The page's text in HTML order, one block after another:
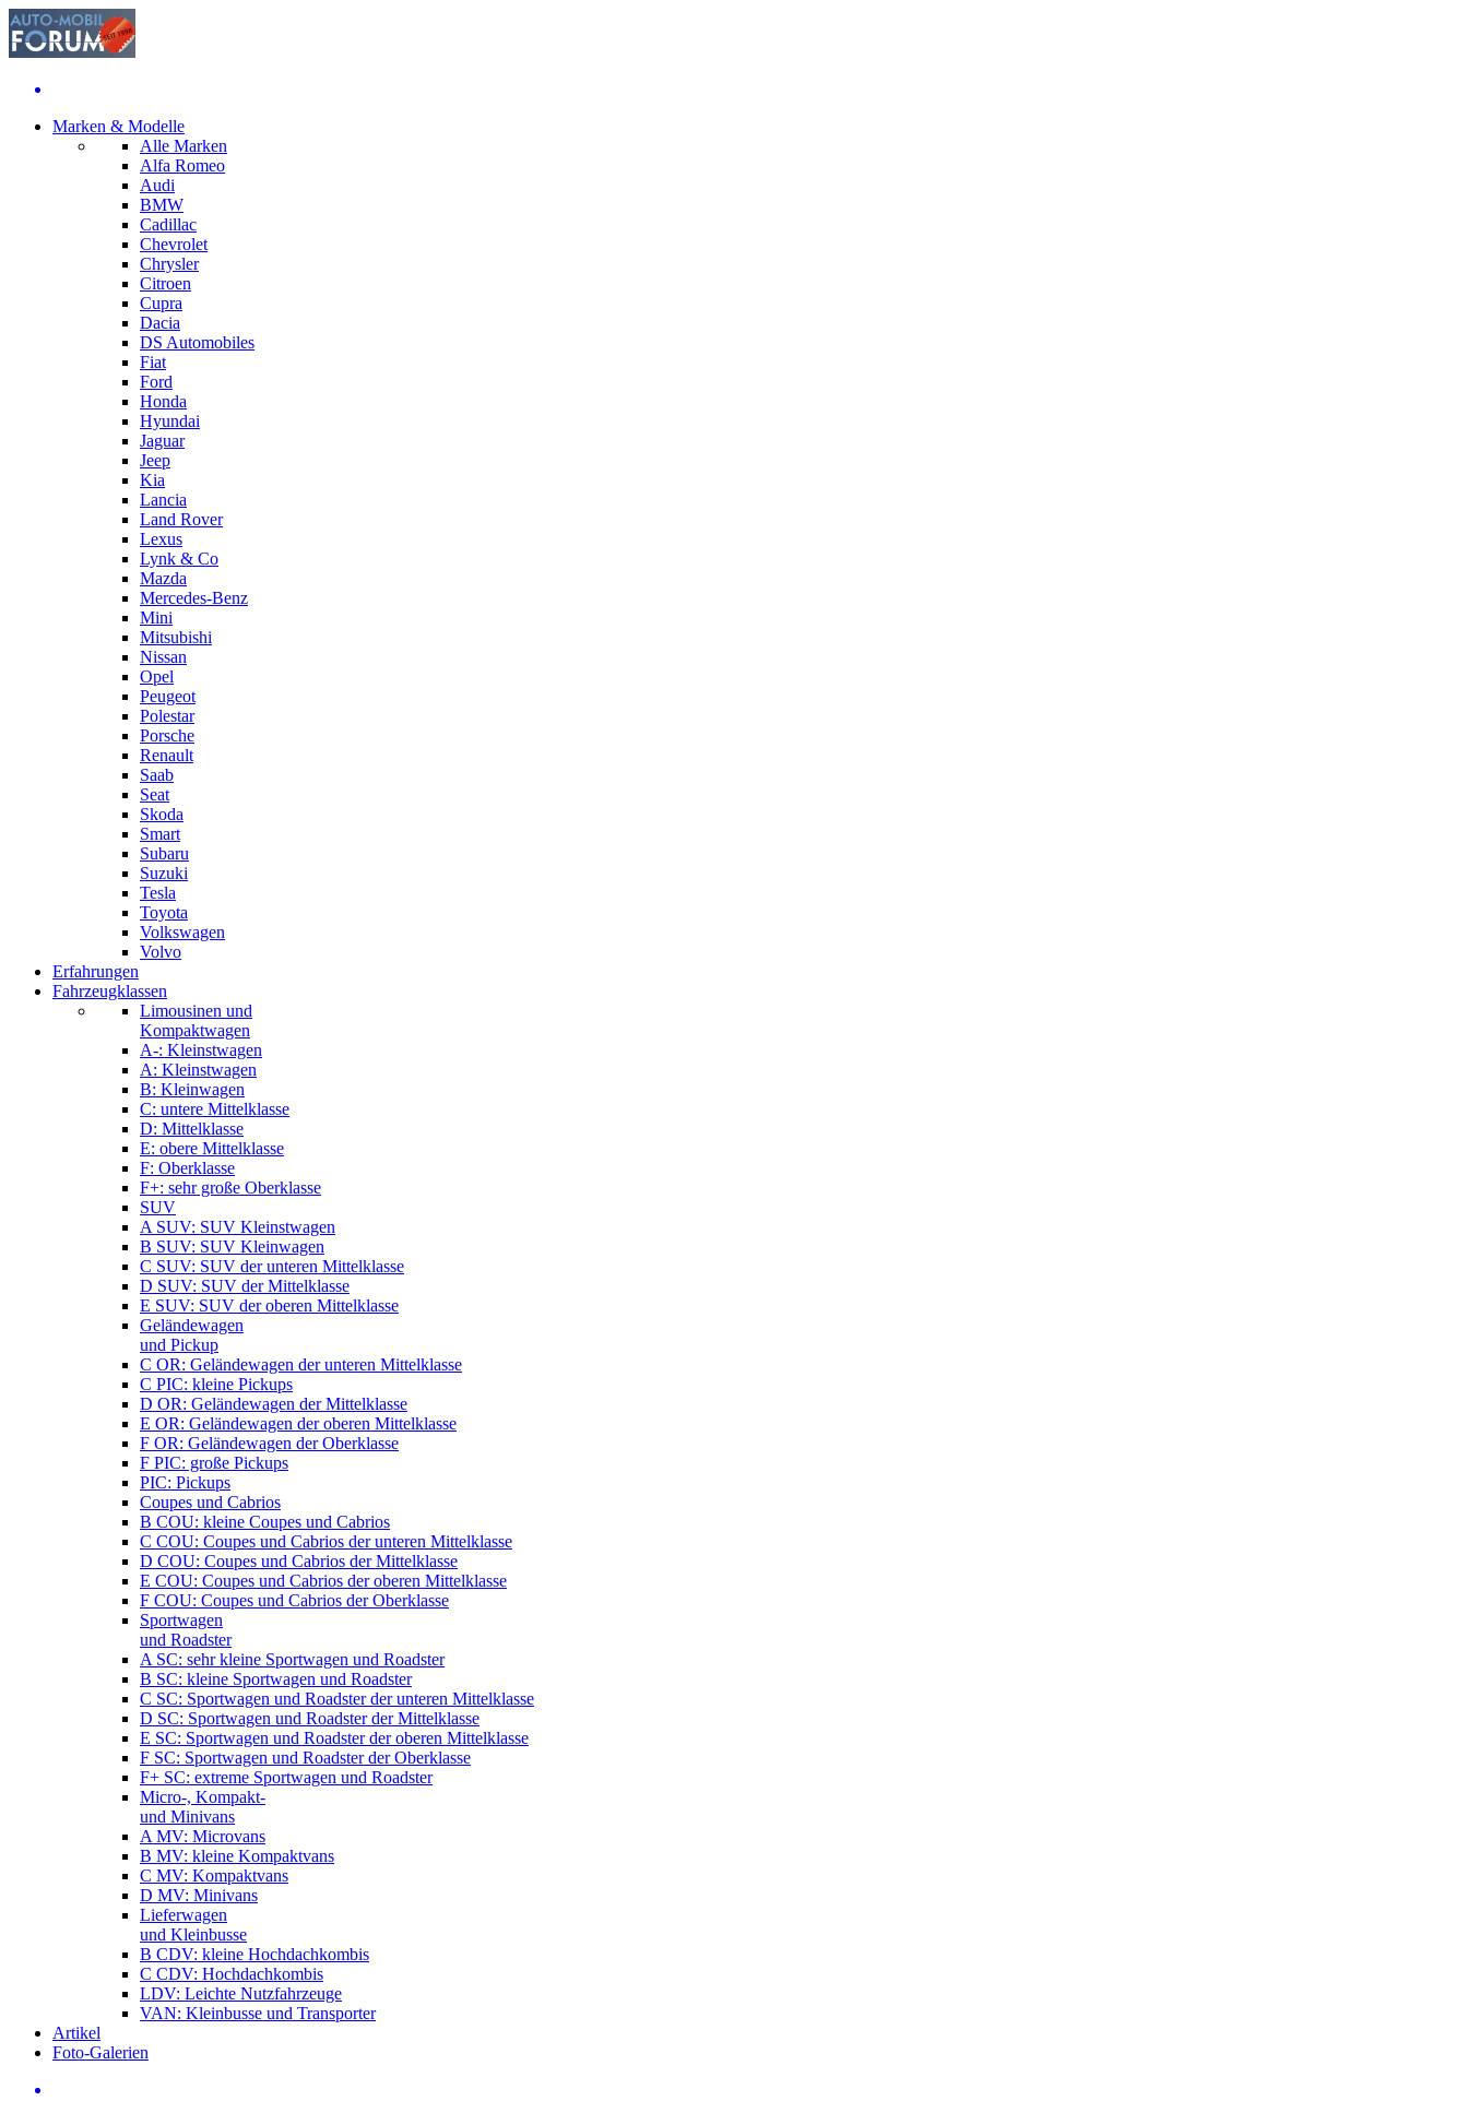
Marken & Modelle
Alle Marken
Alfa Romeo
Audi
BMW
Cadillac
Chevrolet
Chrysler
Citroen
Cupra
Dacia
DS Automobiles
Fiat
Ford
Honda
Hyundai
Jaguar
Jeep
Kia
Lancia
Land Rover
Lexus
Lynk & Co
Mazda
Mercedes-Benz
Mini
Mitsubishi
Nissan
Opel
Peugeot
Polestar
Porsche
Renault
Saab
Seat
Skoda
Smart
Subaru
Suzuki
Tesla
Toyota
Volkswagen
Volvo
Erfahrungen
Fahrzeugklassen
Limousinen und
Kompaktwagen
A-: Kleinstwagen
A: Kleinstwagen
B: Kleinwagen
C: untere Mittelklasse
D: Mittelklasse
E: obere Mittelklasse
F: Oberklasse
F+: sehr große Oberklasse
SUV
A SUV: SUV Kleinstwagen
B SUV: SUV Kleinwagen
C SUV: SUV der unteren Mittelklasse
D SUV: SUV der Mittelklasse
E SUV: SUV der oberen Mittelklasse
Geländewagen
und Pickup
C OR: Geländewagen der unteren Mittelklasse
C PIC: kleine Pickups
D OR: Geländewagen der Mittelklasse
E OR: Geländewagen der oberen Mittelklasse
F OR: Geländewagen der Oberklasse
F PIC: große Pickups
PIC: Pickups
Coupes und Cabrios
B COU: kleine Coupes und Cabrios
C COU: Coupes und Cabrios der unteren Mittelklasse
D COU: Coupes und Cabrios der Mittelklasse
E COU: Coupes und Cabrios der oberen Mittelklasse
F COU: Coupes und Cabrios der Oberklasse
Sportwagen
und Roadster
A SC: sehr kleine Sportwagen und Roadster
B SC: kleine Sportwagen und Roadster
C SC: Sportwagen und Roadster der unteren Mittelklasse
D SC: Sportwagen und Roadster der Mittelklasse
E SC: Sportwagen und Roadster der oberen Mittelklasse
F SC: Sportwagen und Roadster der Oberklasse
F+ SC: extreme Sportwagen und Roadster
Micro-, Kompakt-
und Minivans
A MV: Microvans
B MV: kleine Kompaktvans
C MV: Kompaktvans
D MV: Minivans
Lieferwagen
und Kleinbusse
B CDV: kleine Hochdachkombis
C CDV: Hochdachkombis
LDV: Leichte Nutzfahrzeuge
VAN: Kleinbusse und Transporter
Artikel
Foto-Galerien